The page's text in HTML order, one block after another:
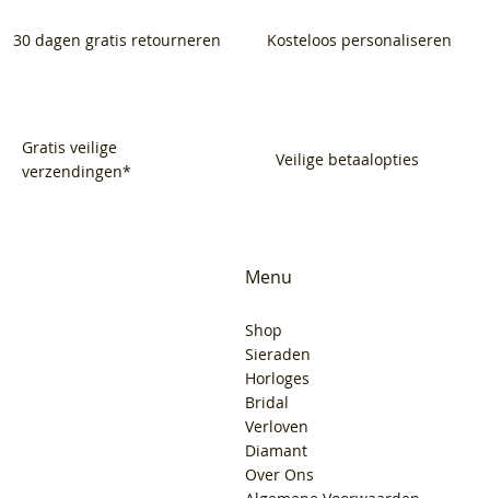
30 dagen gratis retourneren Kosteloos personaliseren
Gratis veilige
verzendingen*
Veilige betaalopties
Menu
Shop
Sieraden
Horloges
Bridal
Verloven
Diamant
Over Ons